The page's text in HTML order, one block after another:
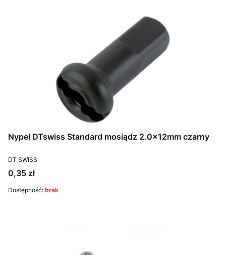
Nypel DTswiss Standard mosiądz 2.0x12mm czarny
PRODUCENT
DT SWISS
Cena
0,35 zł
Dostępność: brak